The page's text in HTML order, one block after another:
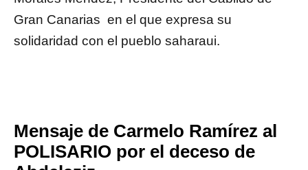
Gran Canarias en el que expresa su
solidaridad con el pueblo saharaui.
Mensaje de Carmelo Ramírez al
POLISARIO por el deceso de